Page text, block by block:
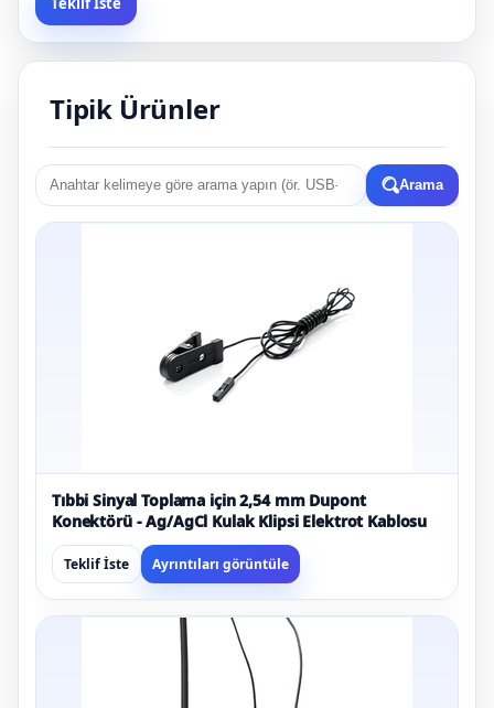
Tipik Ürünler
Arama
Tıbbi Sinyal Toplama için 2,54 mm Dupont
Konektörü - Ag/AgCl Kulak Klipsi Elektrot Kablosu
Teklif İste Ayrıntıları görüntüle